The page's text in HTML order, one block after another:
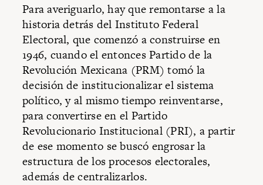
Para averiguarlo, hay que remontarse a la
historia detrás del Instituto Federal
Electoral, que comenzó a construirse en
1946, cuando el entonces Partido de la
Revolución Mexicana (PRM) tomó la
decisión de institucionalizar el sistema
político, y al mismo tiempo reinventarse,
para convertirse en el Partido
Revolucionario Institucional (PRI), a partir
de ese momento se buscó engrosar la
estructura de los procesos electorales,
además de centralizarlos.